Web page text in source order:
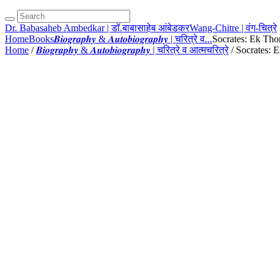
Dr. Babasaheb Ambedkar | डॉ.बाबासाहेब आंबेडकरWang-Chitre | वंग-चित्रे
HomeBooks𝑩𝒊𝒐𝒈𝒓𝒂𝒑𝒉𝒚 & 𝑨𝒖𝒕𝒐𝒃𝒊𝒐𝒈𝒓𝒂𝒑𝒉𝒚 | चरित्रे व...Socrates: Ek
Home /𝑩𝒊𝒐𝒈𝒓𝒂𝒑𝒉𝒚 & 𝑨𝒖𝒕𝒐𝒃𝒊𝒐𝒈𝒓𝒂𝒑𝒉𝒚 | चरित्रे व आत्मचरित्रे/ Socrates: